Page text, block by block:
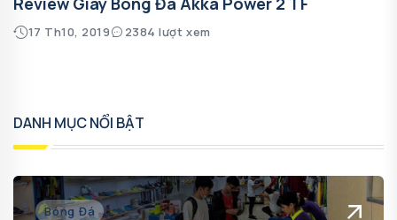
17 Th10, 2019 2384 lượt xem
DANH MỤC NỔI BẬT
Bóng Đá